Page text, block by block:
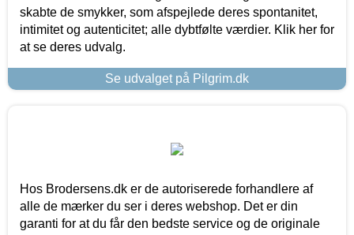
skabte de smykker, som afspejlede deres spontanitet,
intimitet og autenticitet; alle dybtfølte værdier. Klik her for
at se deres udvalg.
Se udvalget på Pilgrim.dk
Hos Brodersens.dk er de autoriserede forhandlere af
alle de mærker du ser i deres webshop. Det er din
garanti for at du får den bedste service og de originale